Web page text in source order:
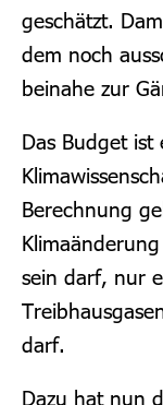
geschätzt.
dem noch
beinahe zur
Das Budget
Berechnung
sein darf, nur
darf.
Dazu hat nun